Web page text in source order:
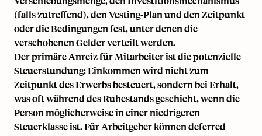
(falls zutreffend), den Vesting-Plan und den Zeitpunkt
oder die Bedingungen fest, unter denen die
verschobenen Gelder verteilt werden.
Der primäre Anreiz für Mitarbeiter ist die potenzielle
Steuerstundung: Einkommen wird nicht zum
Zeitpunkt des Erwerbs besteuert, sondern bei Erhalt,
was oft während des Ruhestands geschieht, wenn die
Person möglicherweise in einer niedrigeren
Steuerklasse ist. Für Arbeitgeber können deferred